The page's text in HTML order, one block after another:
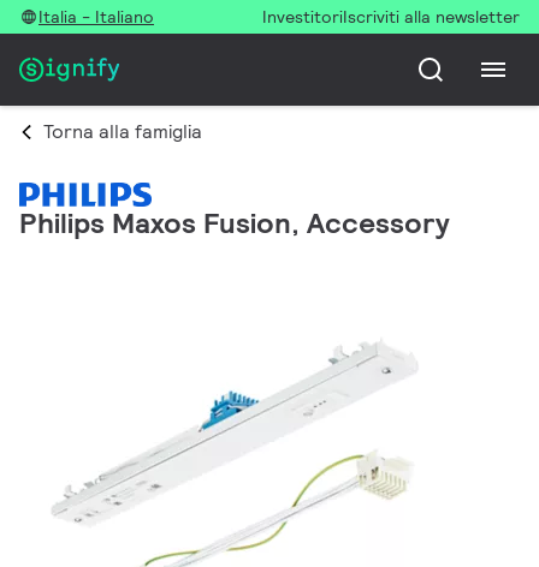
Italia - Italiano InvestitoriIscriviti alla newsletter
Torna alla famiglia
Philips Maxos Fusion, Accessory